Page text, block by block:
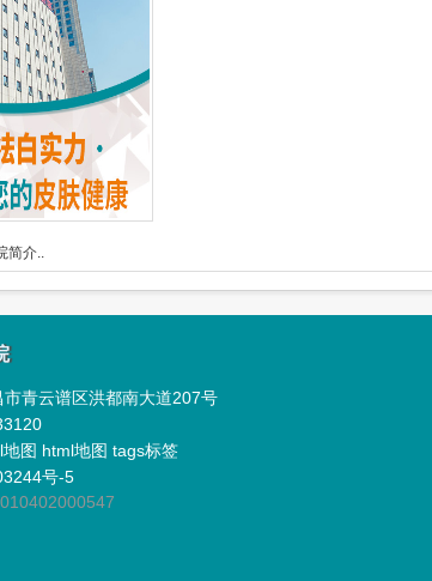
简介..
市青云谱区洪都南大道207号
图 html地图 tags标签
号-5